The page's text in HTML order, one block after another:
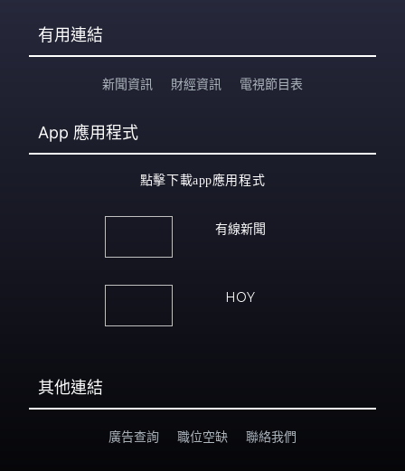
有用連結
新聞資訊 財經資訊 電視節目表
App 應用程式
點擊下載app應用程式
有線新聞
HOY
其他連結
廣告查詢 職位空缺 聯絡我們